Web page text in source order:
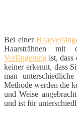
Bei einer
Haarsträhnen mit
Verlängerung ist,
keiner erkennt, dass
man
Methode werden die
und Weise
und ist für